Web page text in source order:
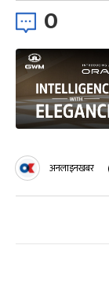
0
अनलाइनखबर